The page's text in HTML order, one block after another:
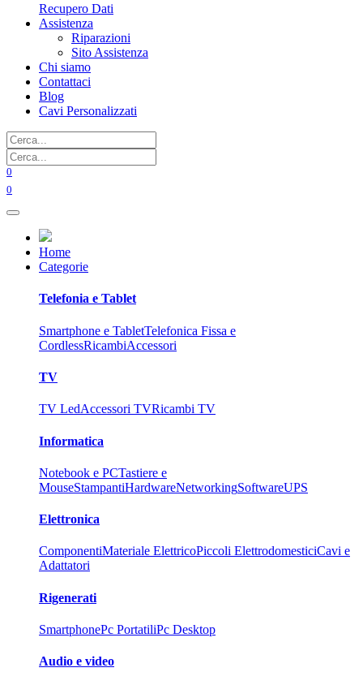
Recupero Dati
Assistenza
Riparazioni
Sito Assistenza
Chi siamo
Contattaci
Blog
Cavi Personalizzati
0
0
Home
Categorie
Telefonia e Tablet
Smartphone e TabletTelefonica Fissa e
CordlessRicambiAccessori
TV
TV LedAccessori TVRicambi TV
Informatica
Notebook e PCTastiere e
MouseStampantiHardwareNetworkingSoftwareUPS
Elettronica
ComponentiMateriale ElettricoPiccoli ElettrodomesticiCavi e
Adattatori
Rigenerati
SmartphonePc PortatiliPc Desktop
Audio e video